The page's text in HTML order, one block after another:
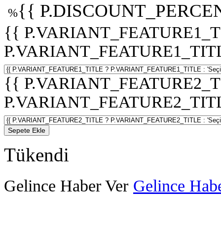
%{{
{{
{{
Sepete Ekle
Tükendi
Gelince Haber Ver Gelince